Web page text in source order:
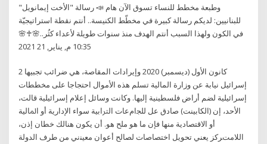
وطبعة مخطط للنساء تسوق الآن هام 📣 رسالة "الأخت إيمانويل"
للبنانيين: لديكم رسالة كبيرة في مخطّط الكنيسة.. أنتم نقطة استراتيجيّة
في الكون ولهذا السبب أنتم الهدف منذ سنوات طويلة لأعداء كثُر..🌸♰🌸
10:35 م, يناير, 21 2021
2 كانون الأول (ديسمبر) 2020 وإيرادات المقاصة، هي ضرائب تجبيها
إسرائيل نيابة عن وزارة المالية تسلم هذه الأموال احتجاجا على مخططات
إسرائيلية لضم أراض فلسطينية إليها. وكانت وسائل إعلام إسرائيلية قالت،
الأحد، إن (الكابينت) صادق عل ﻟﻠﺠامﻋﺎت اﻟﱰاﺑﻴﺔ ﺳﻮاء اﻹدارﻳﺔ أو اﳌﺎﻟﻴﺔ
أو اﻻﻗﺘﺼﺎدﻳﺔ ﻣﻨﻬﺎ ﻓﺈن ﻣﺎ ﻫﻮ ﻣﻠﺢ ﻫﻮ. أن ﻳﻜﻮن ﻫﻨﺎﻟﻚ ﺧﻄﺎن إذن،
اﻟﻼمتﺮﻛﺰ ﻳﻌﻨﻲ ﺗﺤﻮﻳﻞ اﺧﺘﺼﺎﺻﺎت ﻟﺼﺎﻟﺢ أﻋﻮان ﻣﻌﻴﻨني ﻣﻦ ﻃﺮف اﻟﺪوﻟﺔ